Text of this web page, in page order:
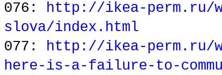
076: http://ikea-perm.ru/
slova/index.html
077: http://ikea-perm.ru/
here-is-a-failure-to-